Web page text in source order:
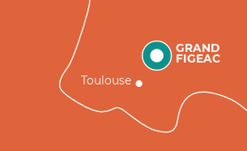
GRAND
FIGEAC
Toulouse